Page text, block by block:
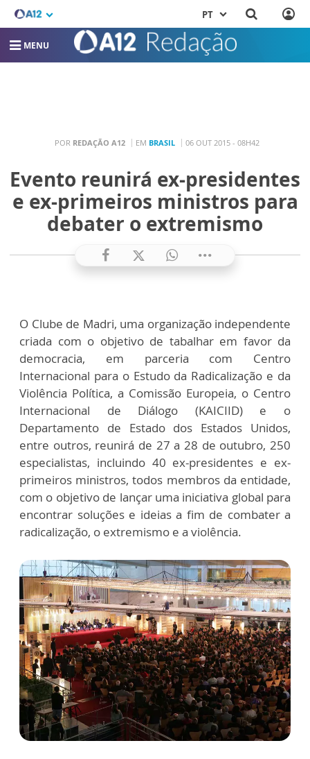
PT
MENU
POR REDAÇÃO A12 EM BRASIL 06 OUT 2015 - 08H42
Evento reunirá ex-presidentes
e ex-primeiros ministros para
debater o extremismo
O Clube de Madri, uma organização independente
criada com o objetivo de tabalhar em favor da
democracia, em parceria com Centro
Internacional para o Estudo da Radicalização e da
Violência Política, a Comissão Europeia, o Centro
Internacional de Diálogo (KAICIID) e o
Departamento de Estado dos Estados Unidos,
entre outros, reunirá de 27 a 28 de outubro, 250
especialistas, incluindo 40 ex-presidentes e ex-
primeiros ministros, todos membros da entidade,
com o objetivo de lançar uma iniciativa global para
encontrar soluções e ideias a fim de combater a
radicalização, o extremismo e a violência.